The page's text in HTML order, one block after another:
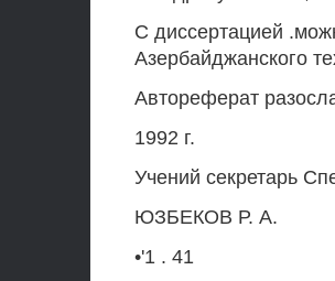
С диссертацией
Азербайджанского
Автореферат
1992 г.
Учений секретарь
ЮЗБЕКОВ Р. А.
•'1 . 41